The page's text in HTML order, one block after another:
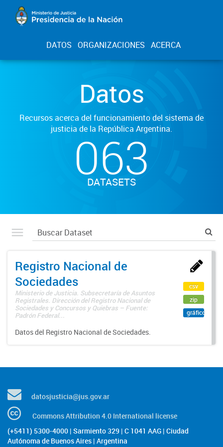
DATOS ORGANIZACIONES ACERCA
Datos
Recursos acerca del funcionamiento del sistema de
justicia de la República Argentina.
063
DATASETS
Registro Nacional de
Sociedades
Ministerio de Justicia. Subsecretaría de Asuntos
Registrales. Dirección del Registro Nacional de
Sociedades y Concursos y Quiebras – Fuente:
Padrón Federal...
Datos del Registro Nacional de Sociedades.
csv
zip
gráfico
datosjusticia@jus.gov.ar
Commons Attribution 4.0 International license
(+5411) 5300-4000 | Sarmiento 329 | C 1041 AAG | Ciudad
Autónoma de Buenos Aires | Argentina